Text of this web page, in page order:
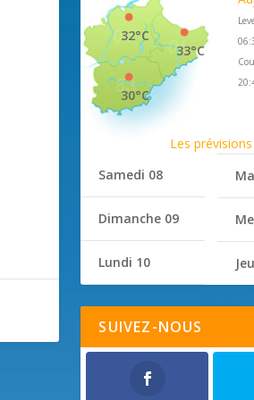
33°C
32°C
30°C
Les prévisions
Samedi 08
Dimanche 09
Lundi 10
SUIVEZ-NOUS